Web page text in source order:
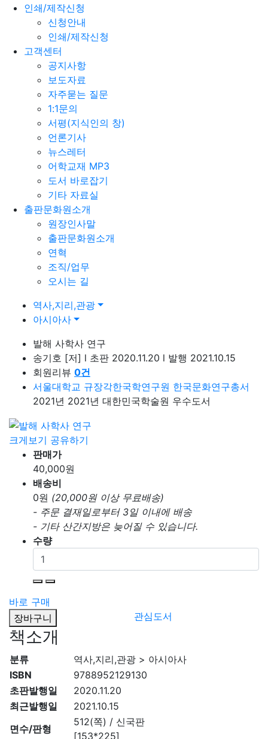
인쇄/제작신청
신청안내
인쇄/제작신청
고객센터
공지사항
보도자료
자주묻는 질문
1:1문의
서평(지식인의 창)
언론기사
뉴스레터
어학교재 MP3
도서 바로잡기
기타 자료실
출판문화원소개
원장인사말
출판문화원소개
연혁
조직/업무
오시는 길
역사,지리,관광
아시아사
발해 사학사 연구
송기호 [저] l 초판 2020.11.20 l 발행 2021.10.15
회원리뷰 0건
서울대학교 규장각한국학연구원 한국문화연구총서
2021년 2021년 대한민국학술원 우수도서
크게보기 공유하기
판매가
40,000원
배송비
0원 (20,000원 이상 무료배송)
- 주문 결재일로부터 3일 이내에 배송
- 기타 산간지방은 늦어질 수 있습니다.
수량
바로 구매
장바구니
관심도서
책소개
분류
역사,지리,관광 > 아시아사
ISBN
9788952129130
초판발행일
2020.11.20
최근발행일
2021.10.15
면수/판형
512(쪽) / 신국판
[153*225]